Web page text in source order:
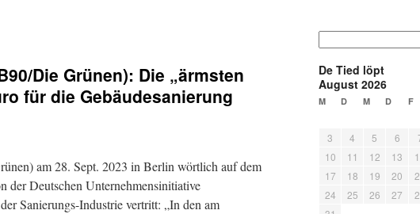
Die Grünen): Die „ärmsten
für die Gebäudesanierung
am 28. Sept. 2023 in Berlin wörtlich auf dem
der Deutschen Unternehmensinitiative
Sanierungs-Industrie vertritt: „In den am
De Tied löpt
August 2026
M D M D F
3
4 5 6
10
11 12 13
17
18 19 20
24
25 26 27